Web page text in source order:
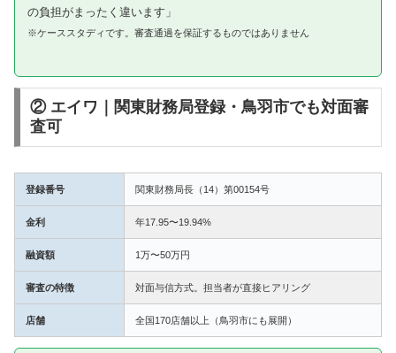
の負担がまったく違います」
※ケーススタディです。審査通過を保証するものではありません
② エイワ｜関東財務局登録・鳥羽市でも対面審
査可
登録番号 関東財務局長（14）第00154号
金利 年17.95〜19.94%
融資額 1万〜50万円
審査の特徴 対面与信方式。担当者が直接ヒアリング
店舗 全国170店舗以上（鳥羽市にも展開）